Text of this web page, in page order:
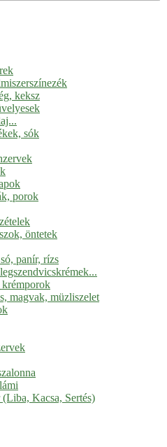
keksz
sók
porok
öntetek
panír, rízs
magvak, müzliszelet
Kacsa, Sertés)